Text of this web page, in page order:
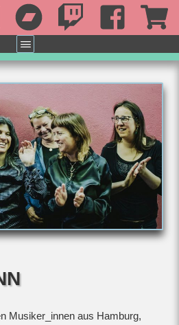
Musiker_innen aus Hamburg,